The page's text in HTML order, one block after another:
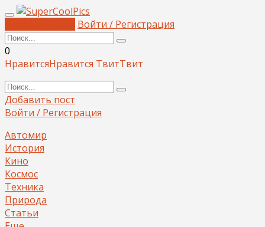
Войти / Регистрация
0
НравитсяНравится ТвитТвит
Добавить пост
Войти / Регистрация
Автомир
История
Кино
Космос
Техника
Природа
Статьи